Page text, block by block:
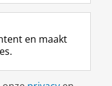
o
p
r
f
r
m
c
en maakt